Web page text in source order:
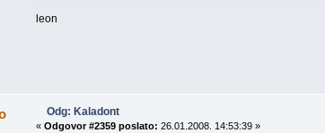
leon
Odg: Kaladont
« Odgovor #2359 poslato: 26.01.2008. 14:53:39 »